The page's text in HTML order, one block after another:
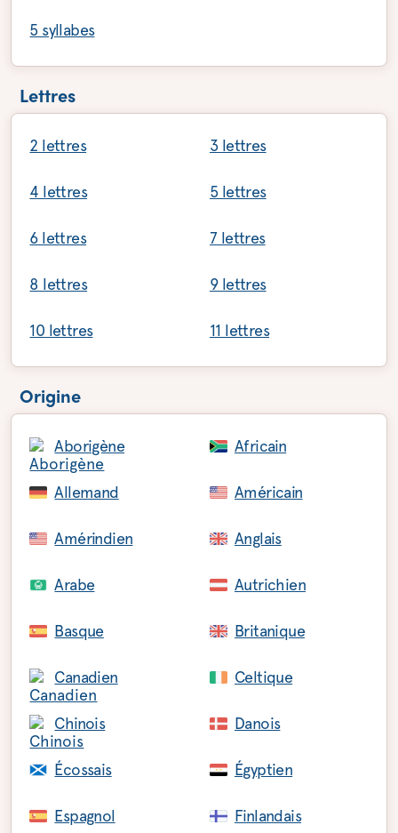
5 syllabes
Lettres
2 lettres 3 lettres
4 lettres 5 lettres
6 lettres 7 lettres
8 lettres 9 lettres
10 lettres 11 lettres
Origine
Aborigène Africain
Allemand Américain
Amérindien Anglais
Arabe Autrichien
Basque Britanique
Canadien Celtique
Chinois Danois
Écossais Égyptien
Espagnol Finlandais